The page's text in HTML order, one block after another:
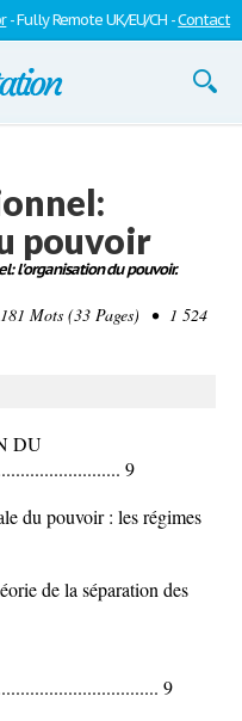
- Fully Remote UK/EU/CH -Contact
pouvoir
l'organisation du pouvoir.
Mots (33 Pages) • 1 524
DU
9
du pouvoir : les régimes
de la séparation des
9